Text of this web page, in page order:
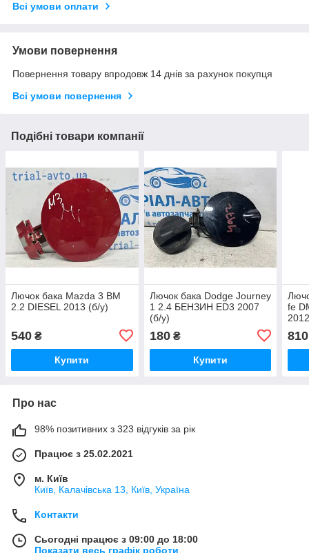
Всі умови оплати
Умови повернення
Повернення товару впродовж 14 днів за рахунок покупця
Всі умови повернення
Подібні товари компанії
Лючок бака Mazda 3 BM
2.2 DIESEL 2013 (б/у)
540 ₴
Купити
Лючок бака Dodge Journey
1 2.4 БЕНЗИН ED3 2007
(б/у)
180₴
Купити
fe
810
Про нас
98% позитивних з 323 відгуків за рік
Працює з 25.02.2021
м. Київ
Київ, Калачівська 13, Київ, Україна
Контакти
Сьогодні працює з 09:00 до 18:00
Показати весь графік роботи